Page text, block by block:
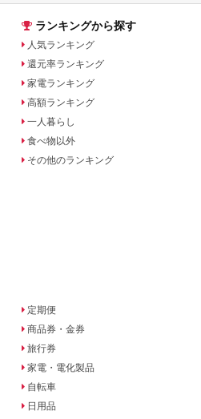
ランキングから探す
人気ランキング
還元率ランキング
家電ランキング
高額ランキング
一人暮らし
食べ物以外
その他のランキング
定期便
商品券・金券
旅行券
家電・電化製品
自転車
日用品